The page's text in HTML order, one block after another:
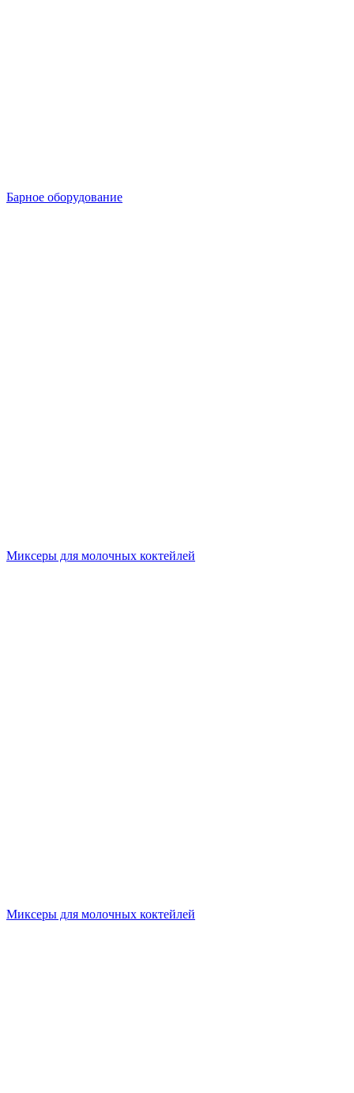
Барное оборудование
Миксеры для молочных коктейлей
Миксеры для молочных коктейлей